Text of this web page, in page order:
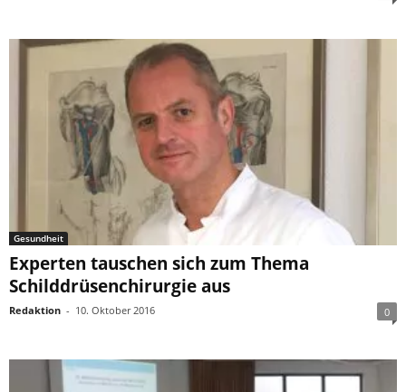
Gesundheit
Experten tauschen sich zum Thema
Schilddrüsenchirurgie aus
Redaktion - 10. Oktober 2016 0